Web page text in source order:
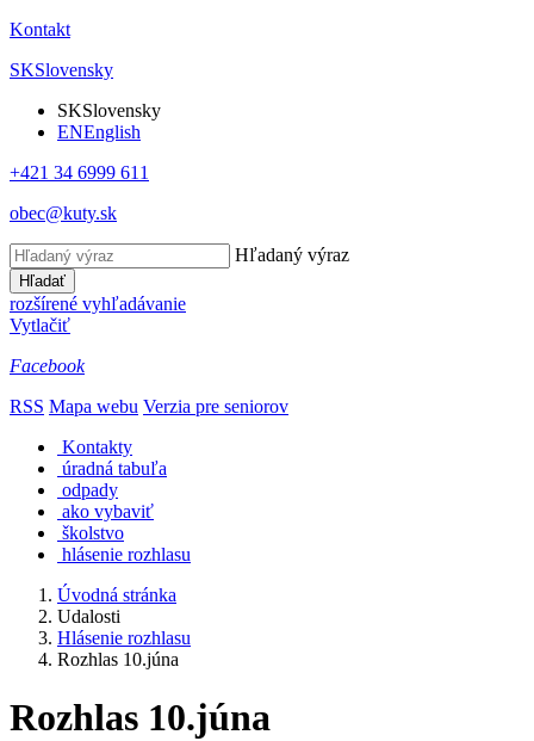
Kontakt
SKSlovensky
SKSlovensky
ENEnglish
+421 34 6999 611
obec@kuty.sk
Hľadaný výraz
Hľadať
rozšírené vyhľadávanie
Vytlačiť
Facebook
RSS Mapa webu Verzia pre seniorov
Kontakty
úradná tabuľa
odpady
ako vybaviť
školstvo
hlásenie rozhlasu
Úvodná stránka
Udalosti
Hlásenie rozhlasu
Rozhlas 10.júna
Rozhlas 10.júna